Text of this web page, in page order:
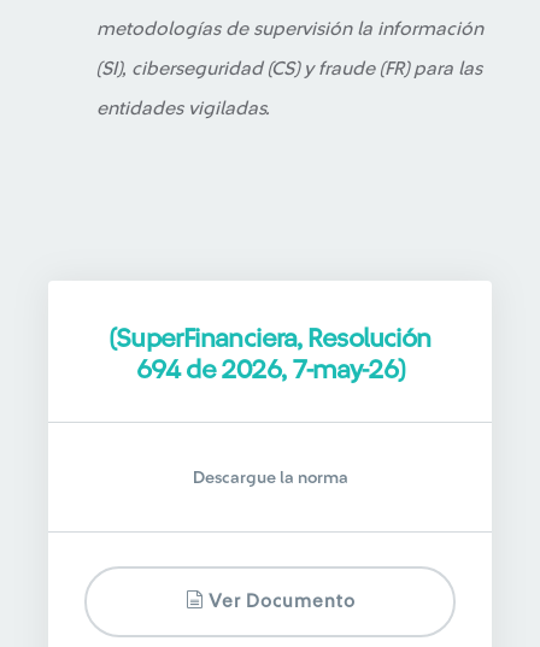
metodologías de supervisión la información
(SI), ciberseguridad (CS) y fraude (FR) para las
entidades vigiladas.
(SuperFinanciera, Resolución
694 de 2026, 7-may-26)
Descargue la norma
Ver Documento